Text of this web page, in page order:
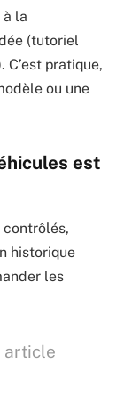
à la
(tutoriel
pratique,
ou une
est
contrôlés,
historique
les
article